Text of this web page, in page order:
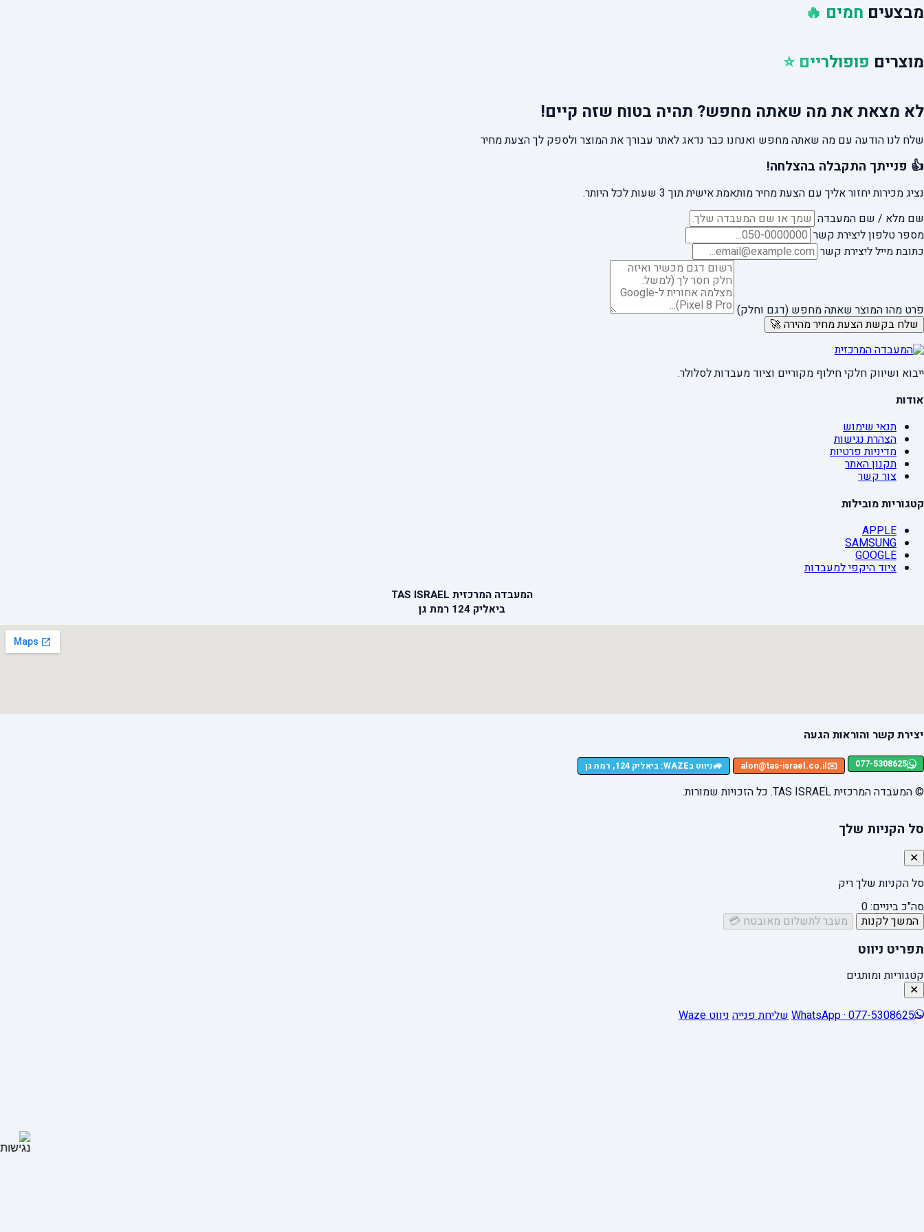
מבצעים חמים 🔥
מוצרים פופולריים ⭐
לא מצאת את מה שאתה מחפש? תהיה בטוח שזה קיים!
שלח לנו הודעה עם מה שאתה מחפש ואנחנו כבר נדאג לאתר עבורך את המוצר ולספק לך הצעת מחיר
👍 פנייתך התקבלה בהצלחה!
נציג מכירות יחזור אליך עם הצעת מחיר מותאמת אישית תוך 3 שעות לכל היותר.
שם מלא / שם המעבדה
מספר טלפון ליצירת קשר
כתובת מייל ליצירת קשר
פרט מהו המוצר שאתה מחפש (דגם וחלק)
שלח בקשת הצעת מחיר מהירה 🚀
ייבוא ושיווק חלקי חילוף מקוריים וציוד מעבדות לסלולר.
אודות
תנאי שימוש
הצהרת נגישות
מדיניות פרטיות
תקנון האתר
צור קשר
קטגוריות מובילות
APPLE
SAMSUNG
GOOGLE
ציוד היקפי למעבדות
המעבדה המרכזית TAS ISRAEL
ביאליק 124 רמת גן
יצירת קשר והוראות הגעה
077-5308625
✉️
alon@tas-israel.co.il
🚙ניווט בWAZE: ביאליק 124, רמת גן
© המעבדה המרכזית TAS ISRAEL. כל הזכויות שמורות.
סל הקניות שלך
✕
סל הקניות שלך ריק
סה"כ ביניים:0
המשך לקנות
מעבר לתשלום מאובטח 💳
תפריט ניווט
קטגוריות ומותגים
✕
WhatsApp · 077-5308625שליחת פנייהניווט Waze